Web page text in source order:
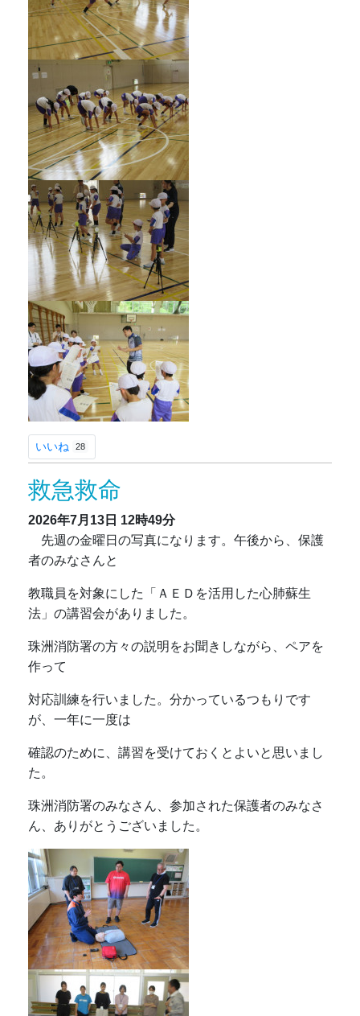
いいね 28
救急救命
2026年7月13日 12時49分
先週の金曜日の写真になります。午後から、保護
者のみなさんと
教職員を対象にした「ＡＥＤを活用した心肺蘇生
法」の講習会がありました。
珠洲消防署の方々の説明をお聞きしながら、ペアを
作って
対応訓練を行いました。分かっているつもりです
が、一年に一度は
確認のために、講習を受けておくとよいと思いまし
た。
珠洲消防署のみなさん、参加された保護者のみなさ
ん、ありがとうございました。